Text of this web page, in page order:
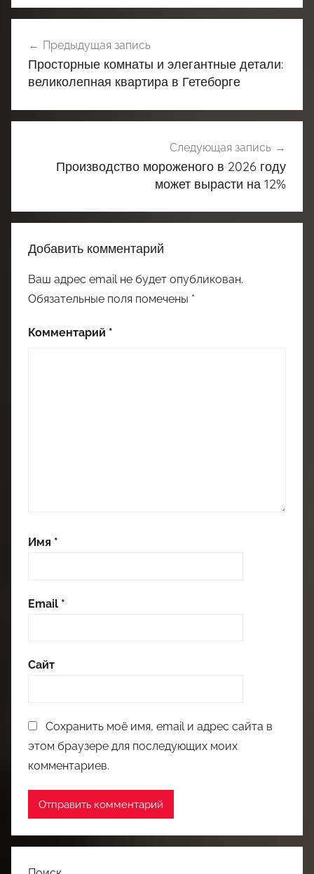
по
записям
Предыдущая запись
Просторные комнаты и элегантные детали:
великолепная квартира в Гетеборге
Следующая запись
Производство мороженого в 2026 году
может вырасти на 12%
Добавить комментарий
Ваш адрес email не будет опубликован.
Обязательные поля помечены *
Комментарий *
Имя *
Email *
Сайт
Сохранить моё имя, email и адрес сайта в
этом браузере для последующих моих
комментариев.